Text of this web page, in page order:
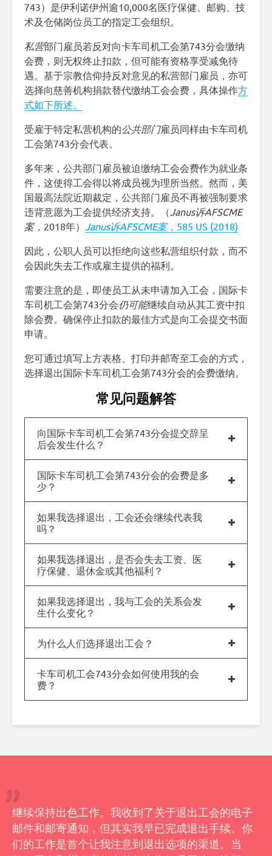
743）是伊利诺伊州逾10,000名医疗保健、邮购、技
术及仓储岗位员工的指定工会组织。
私营部门雇员若反对向卡车司机工会第743分会缴纳
会费，则无权终止扣款，但可能有资格享受减免待
遇。基于宗教信仰持反对意见的私营部门雇员，亦可
选择向慈善机构捐款替代缴纳工会会费，具体操作方
式如下所述。
受雇于特定私营机构的公共部门雇员同样由卡车司机
工会第743分会代表。
多年来，公共部门雇员被迫缴纳工会会费作为就业条
件，这使得工会得以将成员视为理所当然。然而，美
国最高法院近期裁定，公共部门雇员不再被强制要求
违背意愿为工会提供经济支持。（Janus诉AFSCME
案， 2018年） Janus诉AFSCME案， 585 US (2018)
因此，公职人员可以拒绝向这些私营组织付款，而不
会因此失去工作或雇主提供的福利。
需要注意的是，即使员工从未申请加入工会，国际卡
车司机工会第743分会仍可能继续自动从其工资中扣
除会费。确保停止扣款的最佳方式是向工会提交书面
申请。
您可通过填写上方表格、打印并邮寄至工会的方式，
选择退出国际卡车司机工会第743分会的会费缴纳。
常见问题解答
向国际卡车司机工会第743分会提交辞呈
后会发生什么？
国际卡车司机工会第743分会的会费是多
少？
如果我选择退出，工会还会继续代表我
吗？
如果我选择退出，是否会失去工资、医
疗保健、退休金或其他福利？
如果我选择退出，我与工会的关系会发
生什么变化？
为什么人们选择退出工会？
卡车司机工会743分会如何使用我的会
费？
继续保持出色工作。我收到了关于退出工会的电子
邮件和邮寄通知，但其实我早已完成退出手续。你
们的工作是首个让我注意到退出选项的渠道。当